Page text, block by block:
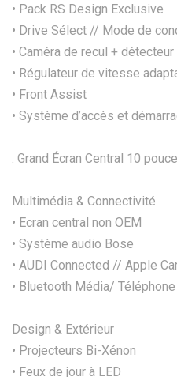
• Pack RS Design Exclusive
• Drive Sélect // Mode de
• Caméra de recul +
• Régulateur de vitesse
• Front Assist
• Système d’accès et
.
. Grand Écran Central 10
Multimédia & Connectivité
• Ecran central non OEM
• Système audio Bose
• AUDI Connected // Apple
• Bluetooth Média/ Téléphone
Design & Extérieur
• Projecteurs Bi-Xénon
• Feux de jour à LED